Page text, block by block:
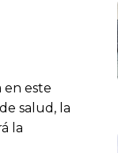
en este
salud, la
la